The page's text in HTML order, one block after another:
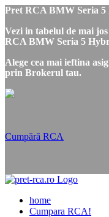
Pret RCA BMW Seria 5
Vezi in tabelul de mai
RCA BMW Seria 5
Alege cea mai ieftina
prin Brokerul tau.
Cumpără RCA
home
Cumpara RCA!